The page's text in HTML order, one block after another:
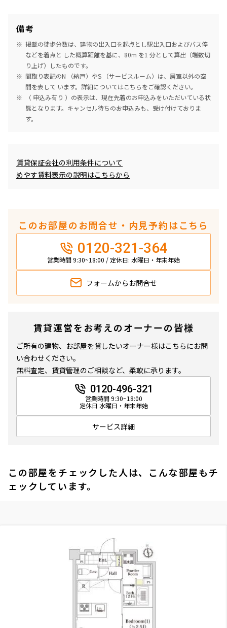
備考
掲載の徒歩分数は、建物の出入口を起点とし駅出入口およびバス停
などを着点と した概算距離を基に、80m を1 分として算出（端数切
り上げ）したものです。
間取り表記のN （納戸）やS （サービスルーム）は、居室以外の空
間を表して います。詳細についてはこちらをご確認ください。
（ 申込み有り ）の表示は、現在先着のお申込みをいただいている状
態となります。キャンセル待ちのお申込みも、受け付けておりま
す。
賃貸保証会社の利用条件について
めやす賃料表示の説明はこちらから
このお部屋のお問合せ・内見予約はこちら
0120-321-364
営業時間 9:30~18:00 / 定休日: 水曜日・年末年始
フォームから お問合せ
賃貸運営をお考えのオーナーの皆様
ご所有の建物、お部屋を貸したいオーナー様はこちらにお問
い合わせください。
無料査定、賃貸管理のご相談など、柔軟に承ります。
0120-496-321
営業時間 9:30~18:00
定休日 水曜日・年末年始
サービス詳細
この部屋をチェックした人は、こんな部屋もチ
ェックしています。